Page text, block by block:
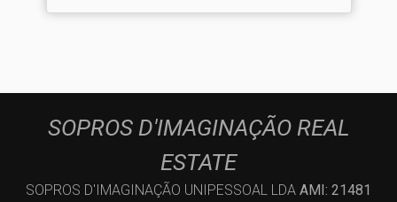
SOPROS D'IMAGINAÇÃO REAL
ESTATE
SOPROS D'IMAGINAÇÃO UNIPESSOAL LDA AMI: 21481